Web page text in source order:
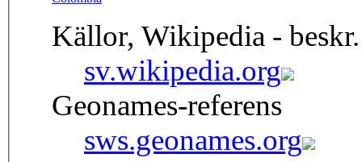
Källor, Wikipedia -
sv.wikipedia.org
Geonames-referens
sws.geonames.org